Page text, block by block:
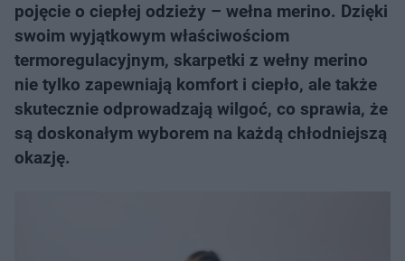
pojęcie o ciepłej odzieży – wełna merino. Dzięki
swoim wyjątkowym właściwościom
termoregulacyjnym, skarpetki z wełny merino
nie tylko zapewniają komfort i ciepło, ale także
skutecznie odprowadzają wilgoć, co sprawia, że
są doskonałym wyborem na każdą chłodniejszą
okazję.